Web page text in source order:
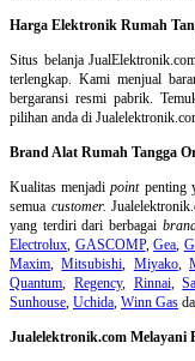
Harga Elektronik Rumah
Situs belanja
terlengkap. Kami menjual
bergaransi resmi pabrik.
pilihan anda di
Brand Alat Rumah Tangga
Kualitas menjadipointpenting
semua customer.
yang terdiri dari berbagai
Electrolux, GASCOMP,Gea,
Maxim,Mitsubishi, Miyako,
Quantum, Regency, Rinnai,
Sunhouse, Uchida, Winn Gas
Jualelektronik.com Melayani